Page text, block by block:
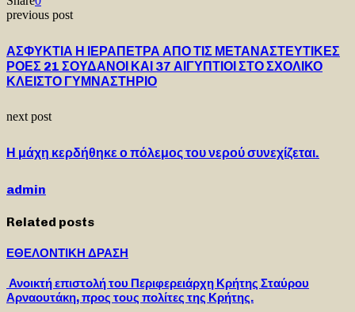
previous post
ΑΣΦΥΚΤΙΑ Η ΙΕΡΑΠΕΤΡΑ ΑΠΟ ΤΙΣ ΜΕΤΑΝΑΣΤΕΥΤΙΚΕΣ
ΡΟΕΣ 21 ΣΟΥΔΑΝΟΙ ΚΑΙ 37 ΑΙΓΥΠΤΙΟΙ ΣΤΟ ΣΧΟΛΙΚΟ
ΚΛΕΙΣΤΟ ΓΥΜΝΑΣΤΗΡΙΟ
next post
Η μάχη κερδήθηκε ο πόλεμος του νερού συνεχίζεται.
admin
Related posts
ΕΘΕΛΟΝΤΙΚΗ ΔΡΑΣΗ
Ανοικτή επιστολή του Περιφερειάρχη Κρήτης Σταύρου
Αρναουτάκη, προς τους πολίτες της Κρήτης.